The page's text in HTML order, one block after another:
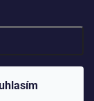
vyhrazena.